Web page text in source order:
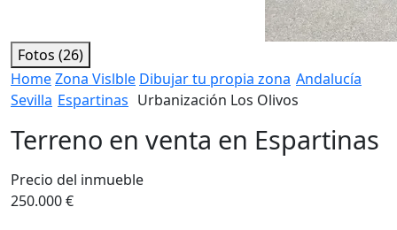
Fotos (26)
HomeZona Vislble Dibujar tu propia zona Andalucía
Sevilla Espartinas Urbanización Los Olivos
Terreno en venta en Espartinas
Precio del inmueble
250.000 €